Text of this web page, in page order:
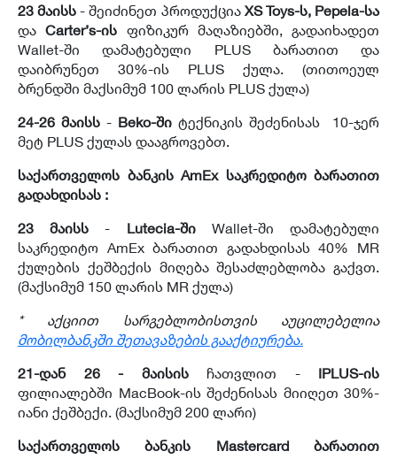
23 მაისს - შეიძინეთ პროდუქცია XS Toys-ს, Pepela-სა
და Carter’s-ის ფიზიკურ მაღაზიებში, გადაიხადეთ
Wallet-ში დამატებული PLUS ბარათით და
დაიბრუნეთ 30%-ის PLUS ქულა. (თითოეულ
ბრენდში მაქსიმუმ 100 ლარის PLUS ქულა)
24-26 მაისს - Beko-ში ტექნიკის შეძენისას 10-ჯერ
მეტ PLUS ქულას დააგროვებთ.
საქართველოს ბანკის AmEx საკრედიტო ბარათით
გადახდისას :
23 მაისს - Lutecia-შიWallet-ში დამატებული
საკრედიტო AmEx ბარათით გადახდისას 40% MR
ქულების ქეშბექის მიღება შესაძლებლობა გაქვთ.
(მაქსიმუმ 150 ლარის MR ქულა)
* აქციით სარგებლობისთვის აუცილებელია
მობილბანკში შეთავაზების გააქტიურება.
21-დან 26 - მაისისჩათვლით - IPLUS-ის
ფილიალებში MacBook-ის შეძენისას მიიღეთ 30%-
იანი ქეშბექი. (მაქსიმუმ 200 ლარი)
საქართველოს ბანკის Mastercardბარათით